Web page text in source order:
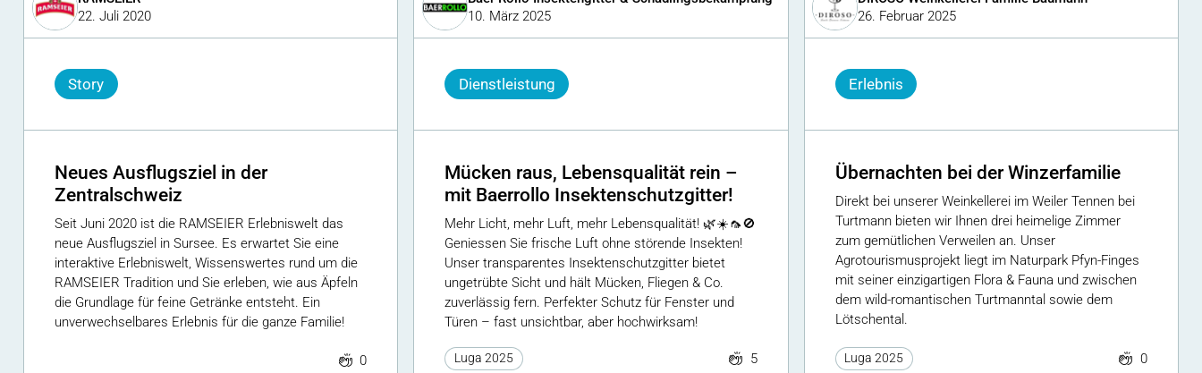
22. Juli 2020
Story
Neues Ausflugsziel in der
Zentralschweiz
Seit Juni 2020 ist die RAMSEIER Erlebniswelt das
neue Ausflugsziel in Sursee. Es erwartet Sie eine
interaktive Erlebniswelt, Wissenswertes rund um die
RAMSEIER Tradition und Sie erleben, wie aus Äpfeln
die Grundlage für feine Getränke entsteht. Ein
unverwechselbares Erlebnis für die ganze Familie!
0
10. März 2025
Dienstleistung
Mücken raus, Lebensqualität rein –
mit Baerrollo Insektenschutzgitter!
Mehr Licht, mehr Luft, mehr Lebensqualität! 🌿☀️🦟🚫
Geniessen Sie frische Luft ohne störende Insekten!
Unser transparentes Insektenschutzgitter bietet
ungetrübte Sicht und hält Mücken, Fliegen & Co.
zuverlässig fern. Perfekter Schutz für Fenster und
Türen – fast unsichtbar, aber hochwirksam!
Luga 2025 5
26. Februar 2025
Erlebnis
Übernachten bei der Winzerfamilie
Direkt bei unserer Weinkellerei im Weiler Tennen bei
Turtmann bieten wir Ihnen drei heimelige Zimmer
zum gemütlichen Verweilen an. Unser
Agrotourismusprojekt liegt im Naturpark Pfyn-Finges
mit seiner einzigartigen Flora & Fauna und zwischen
dem wild-romantischen Turtmanntal sowie dem
Lötschental.
Luga 2025 0